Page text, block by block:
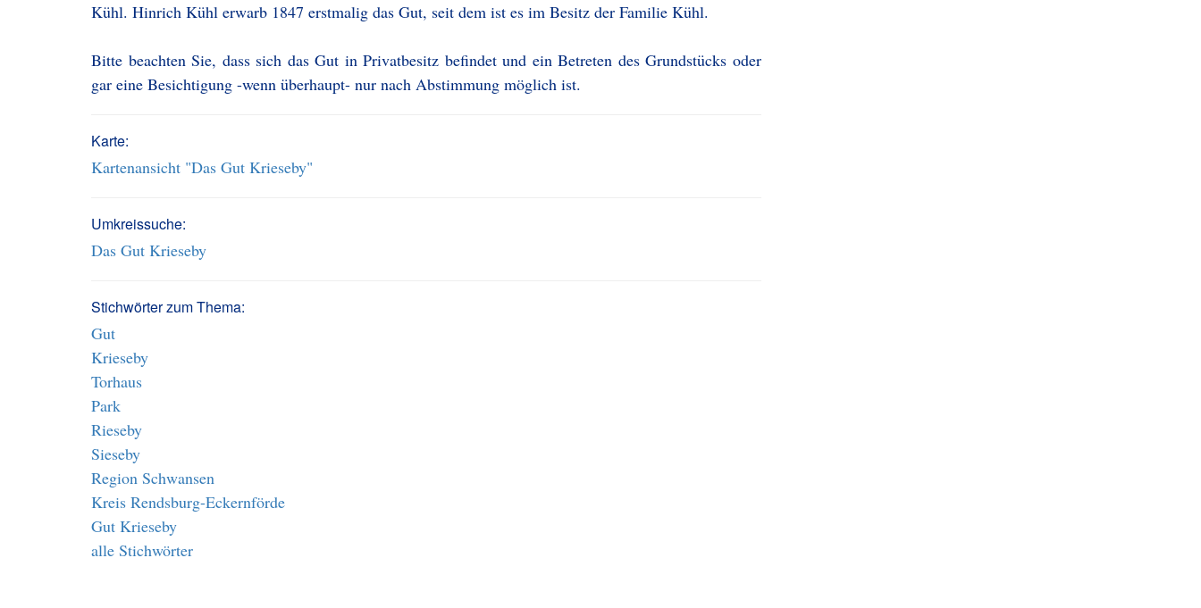
Kühl. Hinrich Kühl erwarb 1847 erstmalig das Gut, seit dem ist es im Besitz der Familie Kühl.
Bitte beachten Sie, dass sich das Gut in Privatbesitz befindet und ein Betreten des Grundstücks oder
gar eine Besichtigung -wenn überhaupt- nur nach Abstimmung möglich ist.
Karte:
Kartenansicht "Das Gut Krieseby"
Umkreissuche:
Das Gut Krieseby
Stichwörter zum Thema:
Gut
Krieseby
Torhaus
Park
Rieseby
Sieseby
Region Schwansen
Kreis Rendsburg-Eckernförde
Gut Krieseby
alle Stichwörter